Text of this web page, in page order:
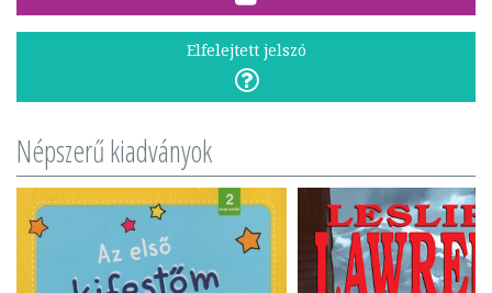
Elfelejtett jelszó
Népszerű kiadványok